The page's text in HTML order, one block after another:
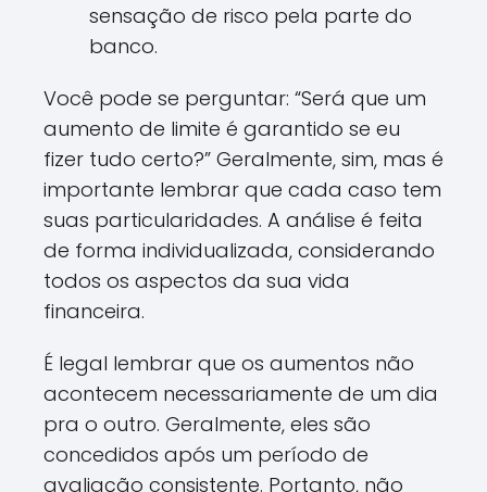
sensação de risco pela parte do
banco.
Você pode se perguntar: “Será que um
aumento de limite é garantido se eu
fizer tudo certo?” Geralmente, sim, mas é
importante lembrar que cada caso tem
suas particularidades. A análise é feita
de forma individualizada, considerando
todos os aspectos da sua vida
financeira.
É legal lembrar que os aumentos não
acontecem necessariamente de um dia
pra o outro. Geralmente, eles são
concedidos após um período de
avaliação consistente. Portanto, não